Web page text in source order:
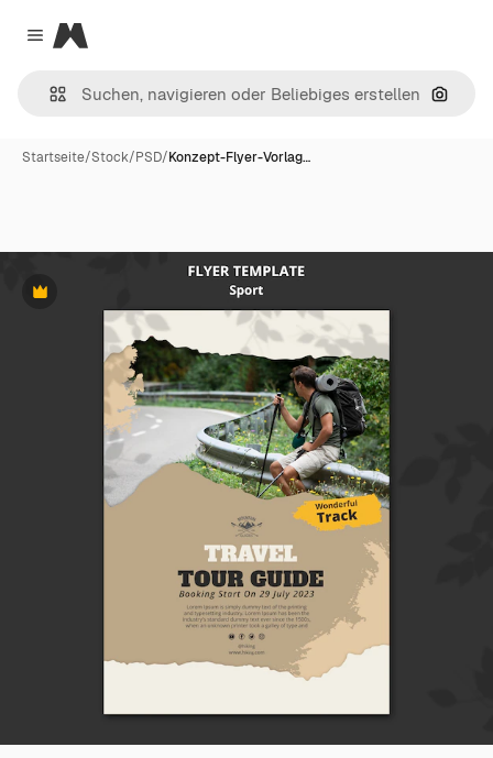
Close menu
Magnific
Nach
Startseite/Stock/PSD/Konzept-Flyer-Vorlag…
Premium